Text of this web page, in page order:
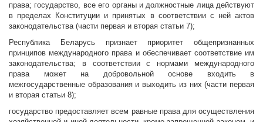
права; государство, все его органы и должностные лица действуют
в пределах Конституции и принятых в соответствии с ней актов
законодательства (части первая и вторая статьи 7);
Республика Беларусь признает приоритет общепризнанных
принципов международного права и обеспечивает соответствие им
законодательства; в соответствии с нормами международного
права может на добровольной основе входить в
межгосударственные образования и выходить из них (части первая
и вторая статьи 8);
государство предоставляет всем равные права для осуществления